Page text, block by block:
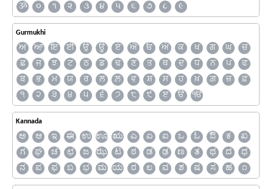
ૐ
૦ ૧ ૨ ૩ ૪ ૫ ૬ ૭ ૮ ૯
Gurmukhi
ਅ ਆ ਇ ਈ ਉ ਊ ਏ ਐ ਓ ਔ ਕ ਖ ਗ ਘ
ਚ
ਛ
ਜ ਝ ਟ ਠ ਡ ਢ ਣ ਤ ਥ ਦ ਧ ਨ ਪ
ਫ
ਬ
ਭ ਮ ਯ ਰ ਲ ਲ਼ ਵ ਸ਼ ਸ ਹ ਖ਼ ਗ਼ ਜ਼
ਫ਼
੧
੨ ੩ ੪ ੫ ੬ ੭ ੮ ੯ ੲ ੳ ੴ
Kannada
ಅ ಆ ಇ ಈ ಉ ಊ ಋ ಎ ಏ ಐ ಒ ಓ ಔ ಕ
ಖ
ಗ
ಘ ಚ ಛ ಜ ಝ ಟ ಠ ಡ ಢ ಣ ತ ಥ ದ
ಧ
ನ
ಪ ಫ ಬ ಭ ಮ ಯ ರ ಲ ವ ಶ ಷ ಸ ಹ ೧